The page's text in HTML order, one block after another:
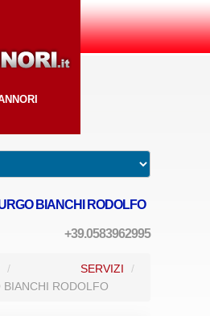
BIANCHI RODOLFO
+39.0583962995
/ SERVIZI
/
BIANCHI RODOLFO